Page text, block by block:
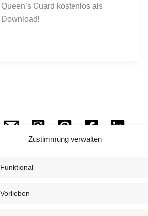
Zustimmung verwalten
Funktional
Vorlieben
Queen’s Guard kostenlos als
Download!